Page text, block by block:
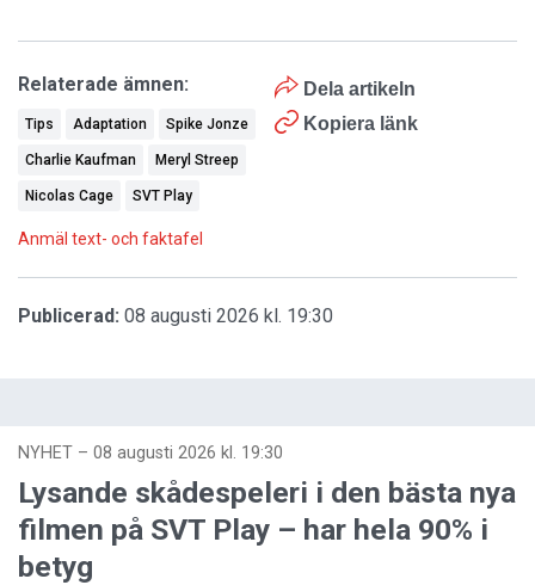
Dela artikeln
Kopiera länk
Relaterade ämnen:
Tips Adaptation Spike Jonze
Charlie Kaufman Meryl Streep
Nicolas Cage SVT Play
Anmäl text- och faktafel
Publicerad: 08 augusti 2026 kl. 19:30
NYHET – 08 augusti 2026 kl. 19:30
Lysande skådespeleri i den bästa nya
filmen på SVT Play – har hela 90% i
betyg